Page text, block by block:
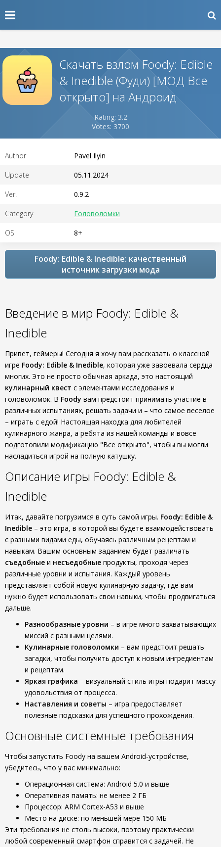
Скачать взлом Foody: Edible
& Inedible (Фуди) [МОД Все
открыто] на Андроид
Rating: 3.2
Votes: 3700
Author Pavel Ilyin
Update 05.11.2024
Ver. 0.9.2
Category Головоломки
OS 8+
Foody: Edible & Inedible: качественный
источник загрузки мода
Введение в мир Foody: Edible &
Inedible
Привет, геймеры! Сегодня я хочу вам рассказать о классной
игре Foody: Edible & Inedible, которая уже завоевала сердца
многих. Это не просто обычная аркада, это настоящий
кулинарный квест с элементами исследования и
головоломок. В Foody вам предстоит принимать участие в
различных испытаниях, решать задачи и – что самое веселое
– играть с едой! Настоящая находка для любителей
кулинарного жанра, а ребята из нашей команды и вовсе
подготовили модификацию "Все открыто", чтобы вы могли
насладиться игрой на полную катушку.
Описание игры Foody: Edible &
Inedible
Итак, давайте погрузимся в суть самой игры. Foody: Edible &
Inedible – это игра, в которой вы будете взаимодействовать
с разными видами еды, обучаясь различным рецептам и
навыкам. Вашим основным заданием будет различать
съедобные и несъедобные продукты, проходя через
различные уровни и испытания. Каждый уровень
представляет собой новую кулинарную задачу, где вам
нужно будет использовать свои навыки, чтобы продвигаться
дальше.
Разнообразные уровни – в игре много захватывающих
миссий с разными целями.
Кулинарные головоломки – вам предстоит решать
загадки, чтобы получить доступ к новым ингредиентам
и рецептам.
Яркая графика – визуальный стиль игры подарит массу
удовольствия от процесса.
Наставления и советы – игра предоставляет
полезные подсказки для успешного прохождения.
Основные системные требования
Чтобы запустить Foody на вашем Android-устройстве,
убедитесь, что у вас минимально:
Операционная система: Android 5.0 и выше
Оперативная память: не менее 2 ГБ
Процессор: ARM Cortex-A53 и выше
Место на диске: по меньшей мере 150 МБ
Эти требования не столь высоки, поэтому практически
любой современный смартфон справится с задачей. Не